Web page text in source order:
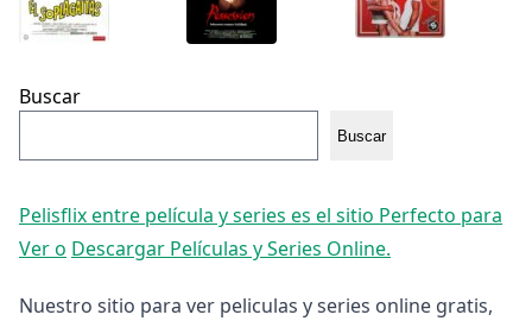
Buscar
Buscar
Pelisflix entre película y series es el sitio Perfecto para
Ver o Descargar Películas y Series Online.
Nuestro sitio para ver peliculas y series online gratis,